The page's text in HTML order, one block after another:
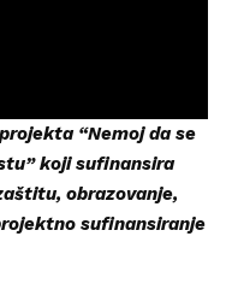
“Nemoj da se
koji sufinansira
obrazovanje,
sufinansiranje